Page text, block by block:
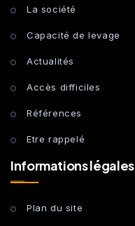
La société
Capacité de levage
Actualités
Accès difficiles
Références
Etre rappelé
Informations légales
Plan du site